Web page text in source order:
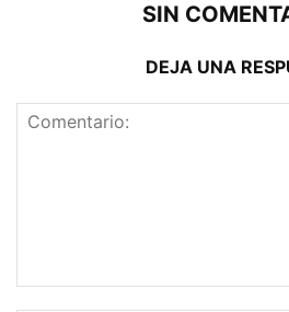
SIN
DEJA UNA